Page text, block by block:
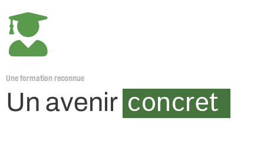
Une formation reconnue
Un avenir concret